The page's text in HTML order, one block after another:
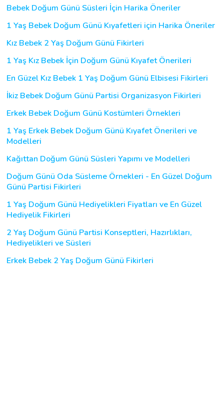
Bebek Doğum Günü Süsleri İçin Harika Öneriler
1 Yaş Bebek Doğum Günü Kıyafetleri için Harika Öneriler
Kız Bebek 2 Yaş Doğum Günü Fikirleri
1 Yaş Kız Bebek İçin Doğum Günü Kıyafet Önerileri
En Güzel Kız Bebek 1 Yaş Doğum Günü Elbisesi Fikirleri
İkiz Bebek Doğum Günü Partisi Organizasyon Fikirleri
Erkek Bebek Doğum Günü Kostümleri Örnekleri
1 Yaş Erkek Bebek Doğum Günü Kıyafet Önerileri ve
Modelleri
Kağıttan Doğum Günü Süsleri Yapımı ve Modelleri
Doğum Günü Oda Süsleme Örnekleri - En Güzel Doğum
Günü Partisi Fikirleri
1 Yaş Doğum Günü Hediyelikleri Fiyatları ve En Güzel
Hediyelik Fikirleri
2 Yaş Doğum Günü Partisi Konseptleri, Hazırlıkları,
Hediyelikleri ve Süsleri
Erkek Bebek 2 Yaş Doğum Günü Fikirleri